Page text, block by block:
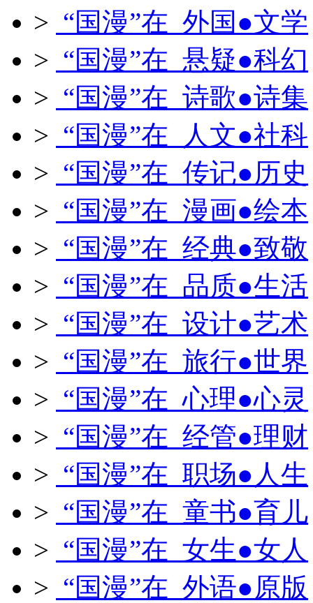
> “国漫”在 外国●文学
> “国漫”在 悬疑●科幻
> “国漫”在 诗歌●诗集
> “国漫”在 人文●社科
> “国漫”在 传记●历史
> “国漫”在 漫画●绘本
> “国漫”在 经典●致敬
> “国漫”在 品质●生活
> “国漫”在 设计●艺术
> “国漫”在 旅行●世界
> “国漫”在 心理●心灵
> “国漫”在 经管●理财
> “国漫”在 职场●人生
> “国漫”在 童书●育儿
> “国漫”在 女生●女人
> “国漫”在 外语●原版